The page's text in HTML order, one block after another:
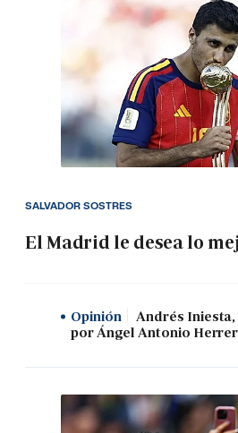
El Madrid le desea lo
SALVADOR SOSTRES
Opinión
Andrés
por Ángel Antonio